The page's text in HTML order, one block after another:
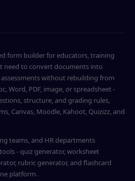
form builder for educators, training
need to convert documents into
assessments without rebuilding from
Word, PDF, image, or spreadsheet -
structure, and grading rules,
Canvas, Moodle, Kahoot, Quizizz, and
teams, and HR departments
- quiz generator, worksheet
rubric generator, and flashcard
platform.